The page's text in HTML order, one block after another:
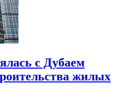
с Дубаем
жилых